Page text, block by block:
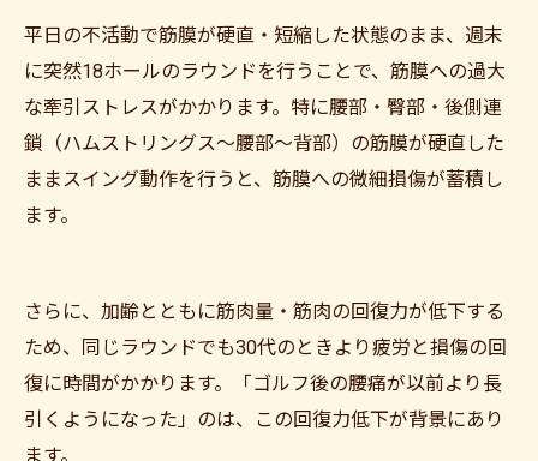
平日の不活動で筋膜が硬直・短縮した状態のまま、週末
に突然18ホールのラウンドを行うことで、筋膜への過大
な牽引ストレスがかかります。特に腰部・臀部・後側連
鎖（ハムストリングス〜腰部〜背部）の筋膜が硬直した
ままスイング動作を行うと、筋膜への微細損傷が蓄積し
ます。
さらに、加齢とともに筋肉量・筋肉の回復力が低下する
ため、同じラウンドでも30代のときより疲労と損傷の回
復に時間がかかります。「ゴルフ後の腰痛が以前より長
引くようになった」のは、この回復力低下が背景にあり
ます。